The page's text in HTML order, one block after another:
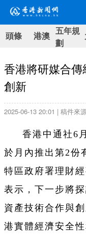
頭條 港澳 五年規
劃
香港將研媒合
創新
2025-06-13 20:01 | 稿件來
香港中通社6
於月內推出第2份
特區政府署理財
表示，下一步將
資產技術合作與
港實體經濟安全